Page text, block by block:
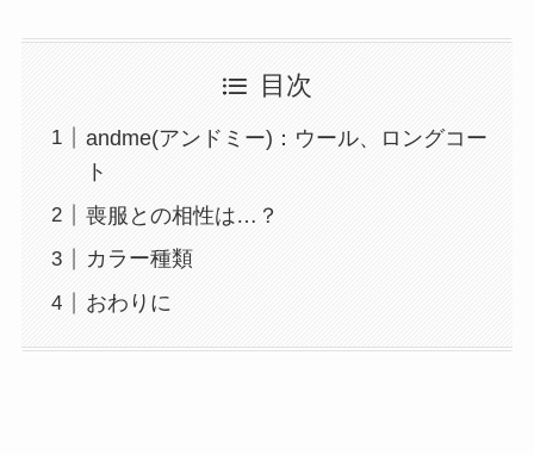
目次
andme(アンドミー)：ウール、ロングコー
ト
喪服との相性は…？
カラー種類
おわりに